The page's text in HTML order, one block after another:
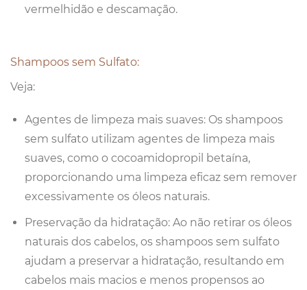
vermelhidão e descamação.
Shampoos sem Sulfato:
Veja:
Agentes de limpeza mais suaves: Os shampoos
sem sulfato utilizam agentes de limpeza mais
suaves, como o cocoamidopropil betaína,
proporcionando uma limpeza eficaz sem remover
excessivamente os óleos naturais.
Preservação da hidratação: Ao não retirar os óleos
naturais dos cabelos, os shampoos sem sulfato
ajudam a preservar a hidratação, resultando em
cabelos mais macios e menos propensos ao